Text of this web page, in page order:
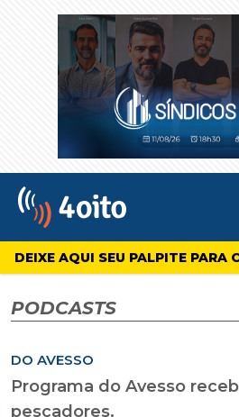
4oito
DEIXE AQUI SEU PALPITE PARA
PODCASTS
DO AVESSO
Programa do Avesso
pescadores.